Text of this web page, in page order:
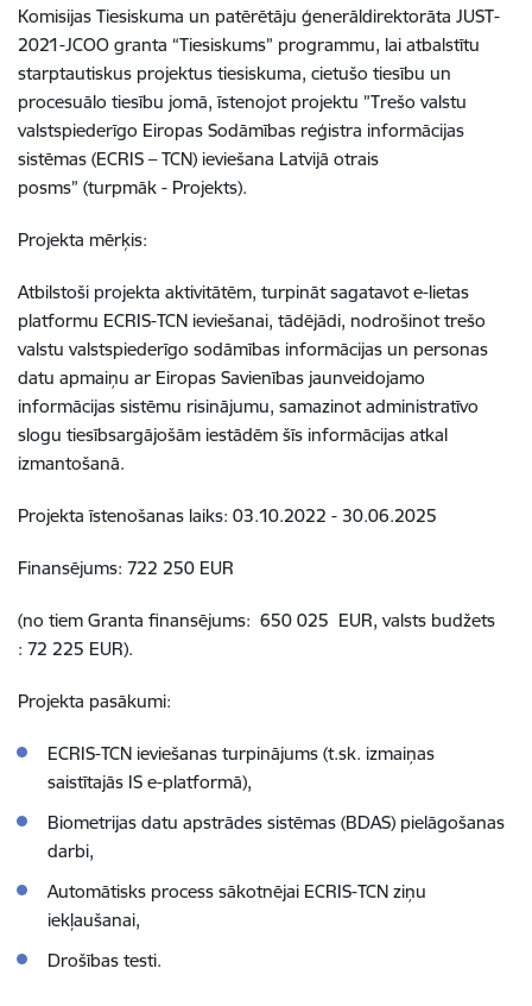
Komisijas Tiesiskuma un patērētāju ģenerāldirektorāta JUST-
2021-JCOO granta “Tiesiskums” programmu, lai atbalstītu
starptautiskus projektus tiesiskuma, cietušo tiesību un
procesuālo tiesību jomā, īstenojot projektu ”Trešo valstu
valstspiederīgo Eiropas Sodāmības reģistra informācijas
sistēmas (ECRIS – TCN) ieviešana Latvijā otrais
posms” (turpmāk - Projekts).
Projekta mērķis:
Atbilstoši projekta aktivitātēm, turpināt sagatavot e-lietas
platformu ECRIS-TCN ieviešanai, tādējādi, nodrošinot trešo
valstu valstspiederīgo sodāmības informācijas un personas
datu apmaiņu ar Eiropas Savienības jaunveidojamo
informācijas sistēmu risinājumu, samazinot administratīvo
slogu tiesībsargājošām iestādēm šīs informācijas atkal
izmantošanā.
Projekta īstenošanas laiks: 03.10.2022 - 30.06.2025
Finansējums: 722 250 EUR
(no tiem Granta finansējums: 650 025 EUR, valsts budžets
: 72 225 EUR).
Projekta pasākumi:
ECRIS-TCN ieviešanas turpinājums (t.sk. izmaiņas
saistītajās IS e-platformā),
Biometrijas datu apstrādes sistēmas (BDAS) pielāgošanas
darbi,
Automātisks process sākotnējai ECRIS-TCN ziņu
iekļaušanai,
Drošības testi.